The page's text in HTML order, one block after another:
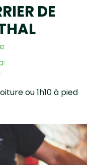
DE
ou 1h10 à pied